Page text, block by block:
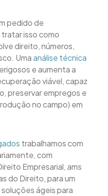
pedido de
isso como
direito, números,
Umaanálise técnica
e aumenta a
viável, capaz
preservar empregos e
no campo) em
trabalhamos com
com
Empresarial, ams
do Direito, para um
ágeis para